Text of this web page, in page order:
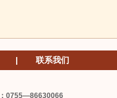
| 联系我们
0755—86630066